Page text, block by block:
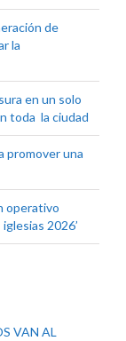
de
la
en un solo
toda la ciudad
promover una
operativo
2026’
VAN AL